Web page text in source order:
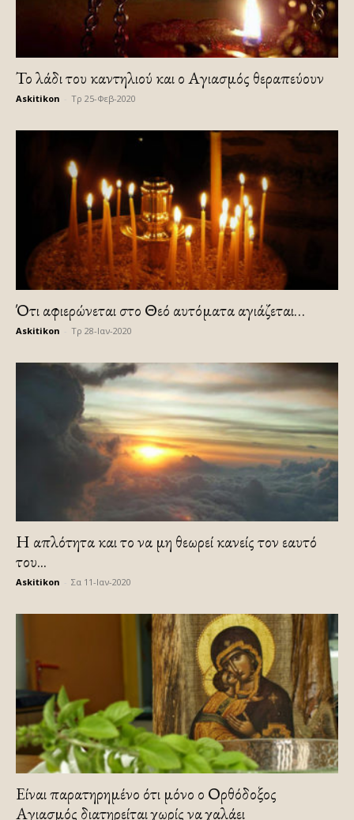
Το λάδι του καντηλιού και ο Αγιασμός θεραπεύουν
Askitikon Τρ 25-Φεβ-2020
Ότι αφιερώνεται στο Θεό αυτόματα αγιάζεται…
Askitikon Τρ 28-Ιαν-2020
Η απλότητα και το να μη θεωρεί κανείς τον εαυτό
του...
Askitikon Σα 11-Ιαν-2020
Eίναι παρατηρημένο ότι μόνο ο Ορθόδοξος
Αγιασμός διατηρείται χωρίς να χαλάει